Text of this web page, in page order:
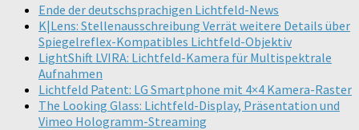
Ende der deutschsprachigen Lichtfeld-News
K|Lens: Stellenausschreibung Verrät weitere Details über
Spiegelreflex-Kompatibles Lichtfeld-Objektiv
LightShift LVIRA: Lichtfeld-Kamera für Multispektrale
Aufnahmen
Lichtfeld Patent: LG Smartphone mit 4×4 Kamera-Raster
The Looking Glass: Lichtfeld-Display, Präsentation und
Vimeo Hologramm-Streaming